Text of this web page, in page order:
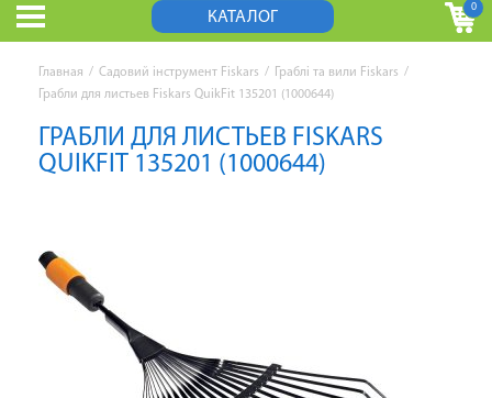
КАТАЛОГ
0
Главная / Садовий інструмент Fiskars / Граблі та вили Fiskars /
Грабли для листьев Fiskars QuikFit 135201 (1000644)
ГРАБЛИ ДЛЯ ЛИСТЬЕВ FISKARS
QUIKFIT 135201 (1000644)